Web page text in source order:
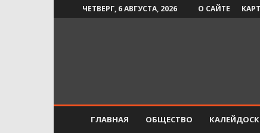
ЧЕТВЕРГ, 6 АВГУСТА, 2026 О САЙТЕ
ГЛАВНАЯ ОБЩЕСТВО